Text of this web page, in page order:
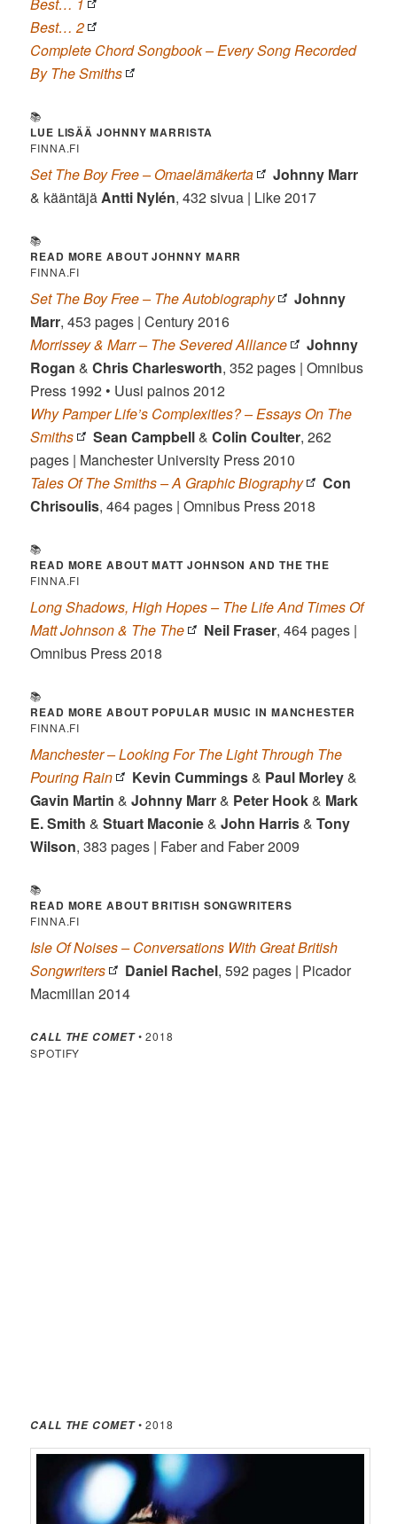
Best… 2
Complete Chord Songbook – Every Song Recorded
By The Smiths
📚
LUE LISÄÄ JOHNNY MARRISTA
FINNA.FI
Set The Boy Free – Omaelämäkerta
Johnny Marr
& kääntäjä Antti Nylén, 432 sivua | Like 2017
📚
READ MORE ABOUT JOHNNY MARR
FINNA.FI
Set The Boy Free – The Autobiography
Johnny
Marr, 453 pages | Century 2016
Morrissey & Marr – The Severed Alliance
Johnny
Rogan &Chris Charlesworth, 352 pages | Omnibus
Press 1992 • Uusi painos 2012
Why Pamper Life’s Complexities? – Essays On The
Smiths
Sean Campbell&Colin Coulter, 262
pages | Manchester University Press 2010
Tales Of The Smiths – A Graphic Biography
Con
Chrisoulis, 464 pages | Omnibus Press 2018
📚
READ MORE ABOUT MATT JOHNSON AND THE THE
FINNA.FI
Long Shadows, High Hopes – The Life And Times Of
Matt Johnson & The The
Neil Fraser, 464 pages |
Omnibus Press 2018
📚
READ MORE ABOUT POPULAR MUSIC IN MANCHESTER
FINNA.FI
Manchester – Looking For The Light Through The
Pouring Rain
Kevin Cummings& Paul Morley&
Gavin Martin &Johnny Marr& Peter Hook& Mark
E. Smith &Stuart Maconie&John Harris&Tony
Wilson, 383 pages | Faber and Faber 2009
📚
READ MORE ABOUT BRITISH SONGWRITERS
FINNA.FI
Isle Of Noises – Conversations With Great British
Songwriters
Daniel Rachel, 592 pages | Picador
Macmillan 2014
CALL THE COMET• 2018
SPOTIFY
CALL THE COMET• 2018